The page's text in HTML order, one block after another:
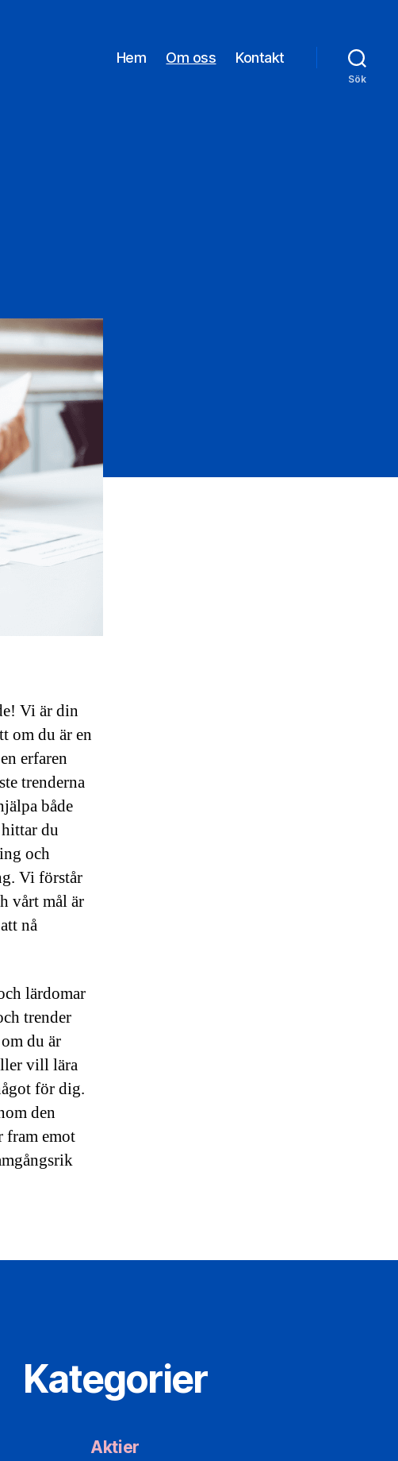
Hem Om oss Kontakt
Sök
Vi är din
om du är en
erfaren
trenderna
både
du
och
Vi förstår
vårt mål är
nå
lärdomar
trender
du är
vill lära
för dig.
den
fram emot
Kategorier
Aktier